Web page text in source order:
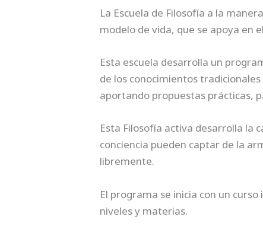
La Escuela de Filosofía a la
modelo de vida, que se apoya en
Esta escuela desarrolla un
de los conocimientos
aportando propuestas prácticas,
Esta Filosofía activa desarrolla la
conciencia pueden captar de la
libremente.
El programa se inicia con un
niveles y materias.